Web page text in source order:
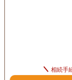
相続手